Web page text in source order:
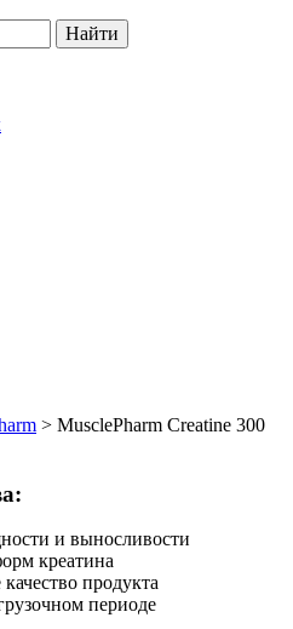
> MusclePharm Creatine 300
и выносливости
креатина
продукта
периоде